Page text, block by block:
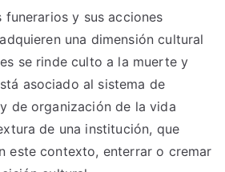
y sus acciones
una dimensión cultural
se rinde culto a la muerte y
asociado al sistema de
de organización de la vida
de una institución, que
este contexto, enterrar o cremar